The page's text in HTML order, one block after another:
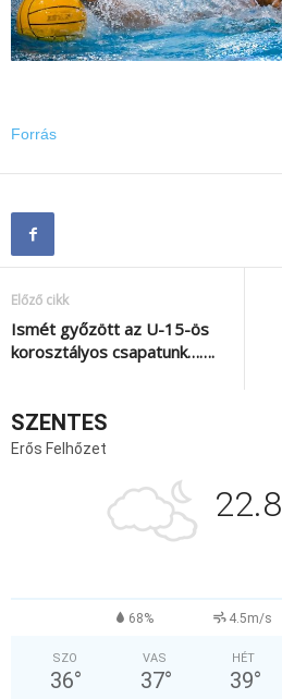
Forrás
Előző cikk
Ismét győzött az U-15-ös
korosztályos csapatunk…….
SZENTES
Erős Felhőzet
22.8
68% 4.5m/s
SZO
36°
VAS
37°
HÉT
39°